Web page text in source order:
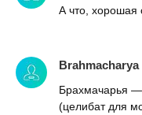
А что, хорошая
Brahmacharya
Брахмачарья
(целибат для